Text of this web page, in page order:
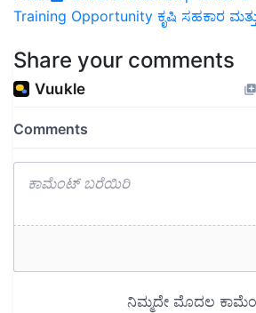
Training Opportunity ಕೃಷಿ ಸಹಕಾರ
Share your comments